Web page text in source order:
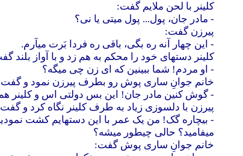
کلینر با لحن ملایم گفت:
- مادر جان، پول... پول میتی یا نی؟
پیرزن گفت:
- این چهار آنه ره بگی، باقی ره فردا بَرت میآرم.
کلینر دستهای خود را محکم به هم زد و با آواز بلند
- او مردم! شما ببینین که ای زن چی میگه؟
خانم جوانِ ساری پوش رو بطرف پیرزن نمود و
- گوش کنین مادر جان! این بس دولتی اس و کلینر هم
پیرزن با دلسوزی زیاد به طرف کلینر نگاه کرد و
- بیچاره گک! من یک عمر با این دستهایم کشت
میفامید؟ حالی چیطور میشه؟
خانم جوانِ ساری پوش گفت: